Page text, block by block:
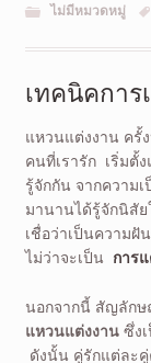
ไม่มีหมวดหมู่
เทคนิคกา
แหวนแต่งงาน ครั้
คนที่เรารัก เริ่มตั้
รู้จักกัน จากความ
มานานได้รู้จักนิสั
เชื่อว่าเป็นความ
ไม่ว่าจะเป็น การ
นอกจากนี้ สัญลัก
แหวนแต่งงานซึ่ง
ดังนั้น คู่รักแต่ละ